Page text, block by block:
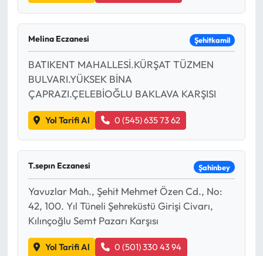
Melina Eczanesi Şehitkamil
BATIKENT MAHALLESİ.KÜRŞAT TÜZMEN
BULVARI.YÜKSEK BİNA
ÇAPRAZI.ÇELEBİOĞLU BAKLAVA KARŞISI
Yol Tarifi Al 0 (545) 635 73 62
T.sepın Eczanesi Şahinbey
Yavuzlar Mah., Şehit Mehmet Özen Cd., No:
42, 100. Yıl Tüneli Şehreküstü Girişi Civarı,
Kılınçoğlu Semt Pazarı Karşısı
Yol Tarifi Al 0 (501) 330 43 94
Ortaköy Haberleri
Osmancık Haberleri
Otomotiv
Resmi İlan
Sağlık
Siyaset
Spor